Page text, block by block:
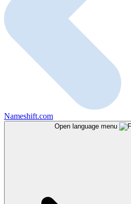
Nameshift.com
Open language menu